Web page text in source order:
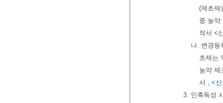
(제초제
중 농약
적서 <
나. 변경등
초제는
농약 제
서 , <
3. 인축독성